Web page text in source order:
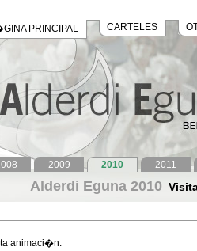
CARTELES
PRINCIPAL
2011
2010
2009
Alderdi Eguna 2010
animaci�n.